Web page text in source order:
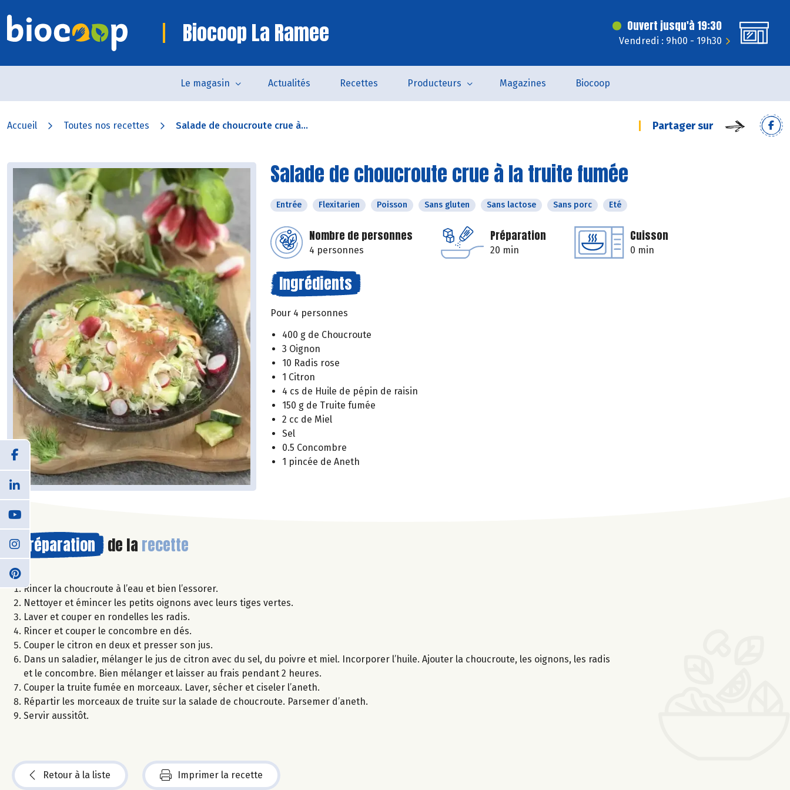
Biocoop La Ramee Ouvert jusqu'à 19:30
Vendredi : 9h00 - 19h30
Le magasin Actualités Recettes Producteurs Magazines Biocoop
Accueil Toutes nos recettes Salade de choucroute crue à... Partager sur
Salade de choucroute crue à la truite fumée
Entrée Flexitarien Poisson Sans gluten Sans lactose Sans porc Eté
Nombre de personnes
4 personnes
Préparation
20 min
Cuisson
0 min
Ingrédients
Pour 4 personnes
400 g de Choucroute
3 Oignon
10 Radis rose
1 Citron
4 cs de Huile de pépin de raisin
150 g de Truite fumée
2 cc de Miel
Sel
0.5 Concombre
1 pincée de Aneth
Préparation de la recette
Rincer la choucroute à l’eau et bien l’essorer.
Nettoyer et émincer les petits oignons avec leurs tiges vertes.
Laver et couper en rondelles les radis.
Rincer et couper le concombre en dés.
Couper le citron en deux et presser son jus.
Dans un saladier, mélanger le jus de citron avec du sel, du poivre et miel. Incorporer l’huile. Ajouter la choucroute, les oignons, les radis
et le concombre. Bien mélanger et laisser au frais pendant 2 heures.
Couper la truite fumée en morceaux. Laver, sécher et ciseler l’aneth.
Répartir les morceaux de truite sur la salade de choucroute. Parsemer d’aneth.
Servir aussitôt.
Retour à la liste Imprimer la recette